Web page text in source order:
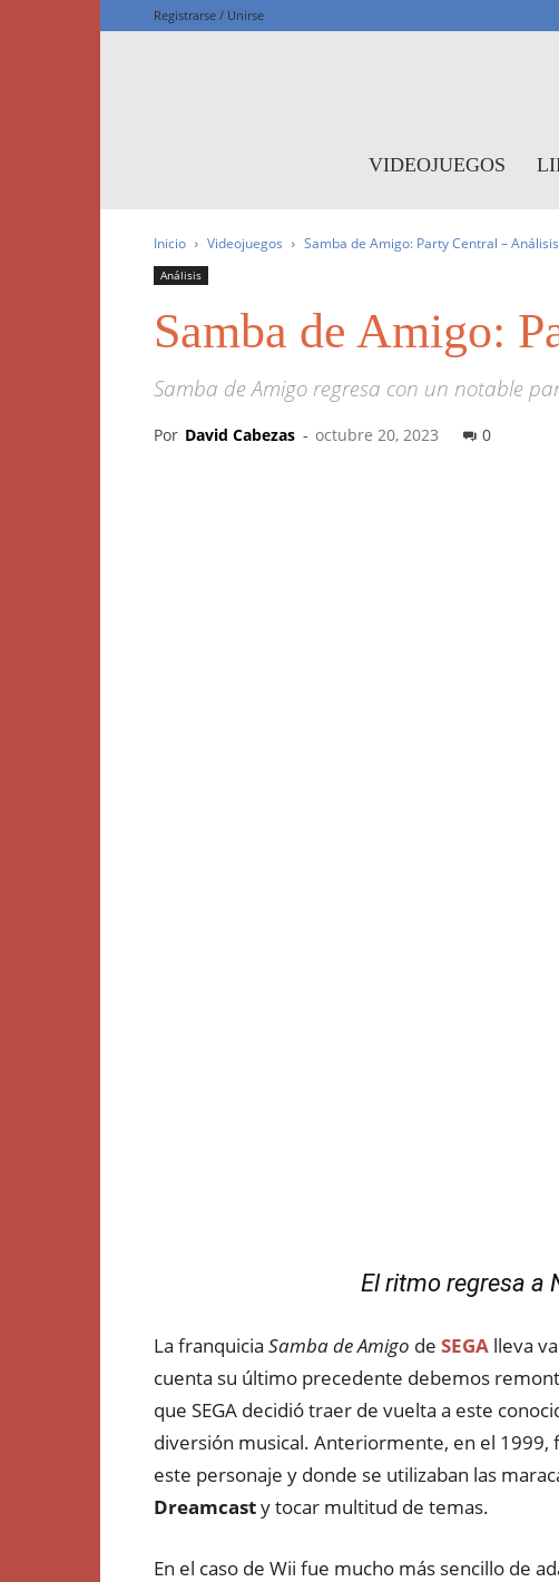
Registrarse / Unirse
VIDEOJUEGOS
Inicio Videojuegos Samba de Amigo: Party Central – Análisis
Análisis
Samba de Amigo:
Samba de Amigo regresa con un notable
Por David Cabezas - octubre 20, 2023 0
El ritmo regresa a
La franquicia Samba de Amigo de SEGA lleva
cuenta su último precedente debemos
que SEGA decidió traer de vuelta a este
diversión musical. Anteriormente, en el
este personaje y donde se utilizaban las
Dreamcasty tocar multitud de temas.
En el caso de Wii fue mucho más sencillo de